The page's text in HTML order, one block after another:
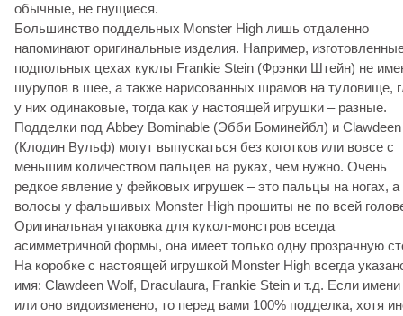
обычные, не гнущиеся.
Большинство поддельных Monster High лишь отдаленно
напоминают оригинальные изделия. Например,
подпольных цехах куклы Frankie Stein (Фрэнки Штейн) не
шурупов в шее, а также нарисованных шрамов на туловище,
у них одинаковые, тогда как у настоящей игрушки – разные.
Подделки под Abbey Bominable (Эбби Боминейбл) и
(Клодин Вульф) могут выпускаться без коготков или вовсе с
меньшим количеством пальцев на руках, чем нужно. Очень
редкое явление у фейковых игрушек – это пальцы на ногах, а
волосы у фальшивых Monster High прошиты не по всей
Оригинальная упаковка для кукол-монстров всегда
асимметричной формы, она имеет только одну прозрачную
На коробке с настоящей игрушкой Monster High всегда
имя: Clawdeen Wolf, Draculaura, Frankie Stein и т.д. Если имени
или оно видоизменено, то перед вами 100% подделка, хотя